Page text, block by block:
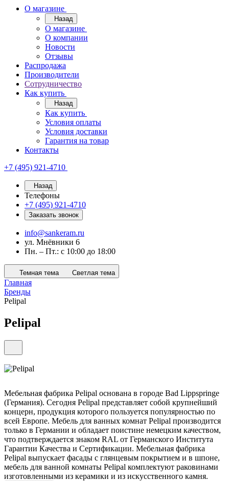
О магазине
Назад
О магазине
О компании
Новости
Отзывы
Распродажа
Производители
Сотрудничество
Как купить
Назад
Как купить
Условия оплаты
Условия доставки
Гарантия на товар
Контакты
+7 (495) 921-4710
Назад
Телефоны
+7 (495) 921-4710
Заказать звонок
info@sankeram.ru
ул. Мнёвники 6
Пн. – Пт.: с 10:00 до 18:00
Темная тема Светлая тема
Главная
Бренды
Pelipal
Pelipal
Мебельная фабрика Pelipal основана в городе Bad Lippspringe
(Германия). Сегодня Pelipal представляет собой крупнейший
концерн, продукция которого пользуется популярностью по
всей Европе. Мебель для ванных комнат Pelipal производится
только в Германии и обладает поистине немецким качеством,
что подтверждается знаком RAL от Германского Института
Гарантии Качества и Сертификации. Мебельная фабрика
Pelipal выпускает фасады с глянцевым покрытием и в шпоне,
мебель для ванной комнаты Pelipal комплектуют раковинами
изготовленными из керамики и из искусственного камня.